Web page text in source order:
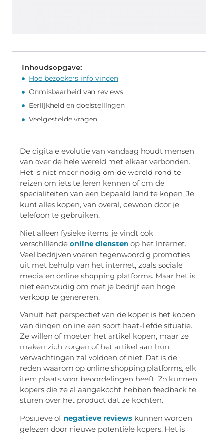
Inhoudsopgave:
Hoe bezoekers info vinden
Onmisbaarheid van reviews
Eerlijkheid en doelstellingen
Veelgestelde vragen
De digitale evolutie van vandaag houdt mensen
van over de hele wereld met elkaar verbonden.
Het is niet meer nodig om de wereld rond te
reizen om iets te leren kennen of om de
specialiteiten van een bepaald land te kopen. Je
kunt alles kopen, van overal, gewoon door je
telefoon te gebruiken.
Niet alleen fysieke items, je vindt ook
verschillende online diensten op het internet.
Veel bedrijven voeren tegenwoordig promoties
uit met behulp van het internet, zoals sociale
media en online shopping platforms. Maar het is
niet eenvoudig om met je bedrijf een hoge
verkoop te genereren.
Vanuit het perspectief van de koper is het kopen
van dingen online een soort haat-liefde situatie.
Ze willen of moeten het artikel kopen, maar ze
maken zich zorgen of het artikel aan hun
verwachtingen zal voldoen of niet. Dat is de
reden waarom op online shopping platforms, elk
item plaats voor beoordelingen heeft. Zo kunnen
kopers die ze al aangekocht hebben feedback te
sturen over het product dat ze kochten.
Positieve of negatieve reviews kunnen worden
gelezen door nieuwe potentiële kopers. Het is